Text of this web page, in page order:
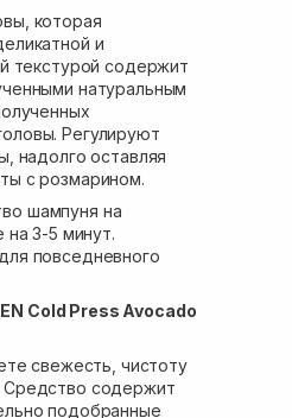
которая
и
текстурой содержит
натуральным
Регулируют
надолго оставляя
с розмарином.
шампуня на
3-5 минут.
повседневного
Cold Press Avocado
свежесть, чистоту
содержит
подобранные